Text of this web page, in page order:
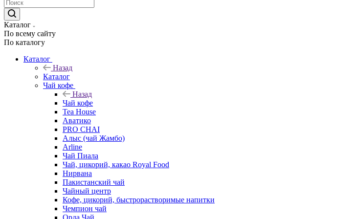
Каталог
По всему сайту
По каталогу
Каталог
Назад
Каталог
Чай кофе
Назад
Чай кофе
Tea House
Аватико
PRO CHAI
Алыс (чай Жамбо)
Arline
Чай Пиала
Чай, цикорий, какао Royal Food
Нирвана
Пакистанский чай
Чайный центр
Кофе, цикорий, быстрорастворимые напитки
Чемпион чай
Орда Чай